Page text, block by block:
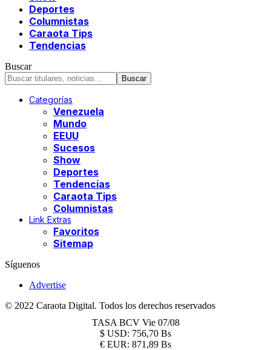
Deportes
Columnistas
Caraota Tips
Tendencias
Buscar
Categorías
Venezuela
Mundo
EEUU
Sucesos
Show
Deportes
Tendencias
Caraota Tips
Columnistas
Link Extras
Favoritos
Sitemap
Síguenos
Advertise
© 2022 Caraota Digital. Todos los derechos reservados
TASA BCV Vie 07/08
$ USD: 756,70 Bs
€ EUR: 871,89 Bs